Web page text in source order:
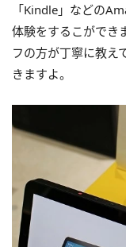
「Kindle」などの
体験をするこができ
フの方が丁寧に教え
きますよ。